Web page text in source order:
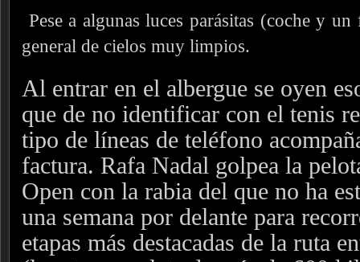
Pese a algunas luces parásitas (coche y
general de cielos muy limpios.
Al entrar en el albergue se oyen
que de no identificar con el tenis
tipo de líneas de teléfono
factura. Rafa Nadal golpea la
Open con la rabia del que no ha
una semana por delante para
etapas más destacadas de la ruta